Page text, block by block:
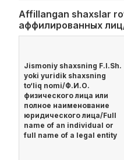
Affillangan shaxslar
аффилированных
Jismoniy shaxsning F.I.Sh.
yoki yuridik shaxsning
to‘liq nomi/Ф.И.О.
физического лица или
полное наименование
юридического лица/Full
name of an individual or
full name of a legal entity